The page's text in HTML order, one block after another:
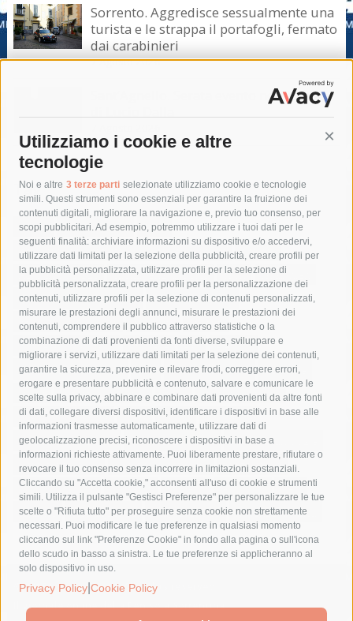
Utilizziamo i cookie e altre
tecnologie
Noi e altre 3 terze parti selezionate utilizziamo cookie e tecnologie
simili. Questi strumenti sono essenziali per garantire la fruizione dei
contenuti digitali, migliorare la navigazione e, previo tuo consenso, per
scopi pubblicitari. Ad esempio, potremmo utilizzare i tuoi dati per le
seguenti finalità: archiviare informazioni su dispositivo e/o accedervi,
utilizzare dati limitati per la selezione della pubblicità, creare profili per
la pubblicità personalizzata, utilizzare profili per la selezione di
pubblicità personalizzata, creare profili per la personalizzazione dei
contenuti, utilizzare profili per la selezione di contenuti personalizzati,
misurare le prestazioni degli annunci, misurare le prestazioni dei
contenuti, comprendere il pubblico attraverso statistiche o la
combinazione di dati provenienti da fonti diverse, sviluppare e
migliorare i servizi, utilizzare dati limitati per la selezione dei contenuti,
garantire la sicurezza, prevenire e rilevare frodi, correggere errori,
erogare e presentare pubblicità e contenuto, salvare e comunicare le
scelte sulla privacy, abbinare e combinare dati provenienti da altre fonti
di dati, collegare diversi dispositivi, identificare i dispositivi in base alle
informazioni trasmesse automaticamente, utilizzare dati di
geolocalizzazione precisi, riconoscere i dispositivi in base a
informazioni richieste attivamente. Puoi liberamente prestare, rifiutare o
revocare il tuo consenso senza incorrere in limitazioni sostanziali.
Cliccando su "Accetta cookie," acconsenti all'uso di cookie e strumenti
simili. Utilizza il pulsante "Gestisci Preferenze" per personalizzare le tue
scelte o "Rifiuta tutto" per proseguire senza cookie non strettamente
necessari. Puoi modificare le tue preferenze in qualsiasi momento
cliccando sul link "Preferenze Cookie" in fondo alla pagina o sull'icona
dello scudo in basso a sinistra. Le tue preferenze si applicheranno al
solo dispositivo in uso.
Privacy Policy Cookie Policy
Sorrento. Aggredisce sessualmente una
turista e le strappa il portafogli, fermato
dai carabinieri
7 Agosto 2026
Sant’Agnello. Serata evento nel ricordo
Tag
acqua allerta meteo
anas
area marina protetta di punta campanella
arresto
Asl Napoli 3 sud
capitaneria di porto capri
carabinieri
castellammare di stabia
circumvesuviana
comune di sorrento
concerto
contagi
costiera amalfitana
covid-19 eav
elezioni
fondazione sorrento
gori guardia costiera
incidente
lavori
lorenzo balducelli mare
massa lubrense
massimo coppola
Meta napoli
ordinanza
penisola sorrentina
piano di sorrento
polizia municipale
protezione civile
Regione Campania
sant'agnello
sindaco cuomo
sorrento studenti temporali
treni
turismo
Vico Equense villa fiorentino vincenzo de luca
© 2015 SorrentoPress. All rights reserved.
Il giornale online della Penisola Sorrentina